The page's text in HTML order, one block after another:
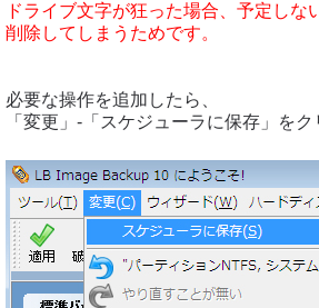
ドライブ文字が狂った場合、予定しな
削除してしまうためです。
必要な操作を追加したら、
「変更」-「スケジューラに保存」をク